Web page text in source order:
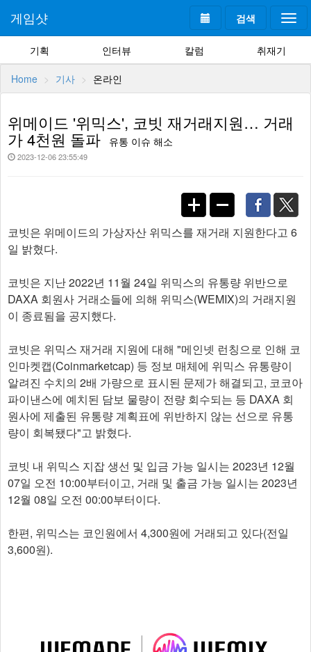
검색
게임샷
기획 인터뷰 칼럼 취재기
Home 기사 온라인
위메이드 '위믹스', 코빗 재거래지원… 거래
가 4천원 돌파 유통 이슈 해소
2023-12-06 23:55:49
코빗은 위메이드의 가상자산 위믹스를 재거래 지원한다고 6
일 밝혔다.
코빗은 지난 2022년 11월 24일 위믹스의 유통량 위반으로
DAXA 회원사 거래소들에 의해 위믹스(WEMIX)의 거래지원
이 종료됨을 공지했다.
코빗은 위믹스 재거래 지원에 대해 "메인넷 런칭으로 인해 코
인마켓캡(Coinmarketcap) 등 정보 매체에 위믹스 유통량이
알려진 수치의 2배 가량으로 표시된 문제가 해결되고, 코코아
파이낸스에 예치된 담보 물량이 전량 회수되는 등 DAXA 회
원사에 제출된 유통량 계획표에 위반하지 않는 선으로 유통
량이 회복됐다"고 밝혔다.
코빗 내 위믹스 지잡 생선 및 입금 가능 일시는 2023년 12월
07일 오전 10:00부터이고, 거래 및 출금 가능 일시는 2023년
12월 08일 오전 00:00부터이다.
한편, 위믹스는 코인원에서 4,300원에 거래되고 있다(전일
3,600원).